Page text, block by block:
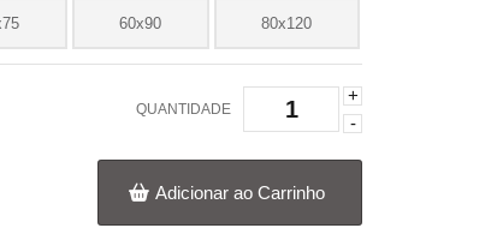
60x90 80x120
QUANTIDADE
+
-
Adicionar ao Carrinho